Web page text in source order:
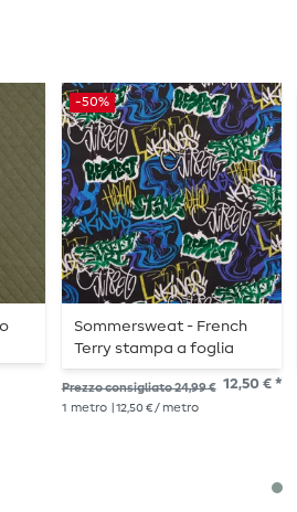
-50%
Sommersweat - French
Terry stampa a foglia
graffiti nero multicolore
struttura a loop
Prezzo consigliato 24,99 € 12,50 € *
1 metro | 12,50 € / metro